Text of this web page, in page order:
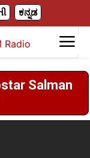
ಕನ್ನಡ
Radio
Salman